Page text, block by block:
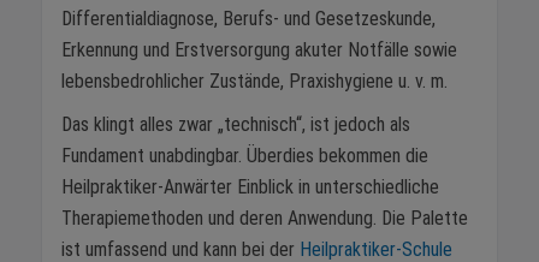
Differentialdiagnose, Berufs- und Gesetzeskunde,
Erkennung und Erstversorgung akuter Notfälle sowie
lebensbedrohlicher Zustände, Praxishygiene u. v. m.
Das klingt alles zwar „technisch“, ist jedoch als
Fundament unabdingbar. Überdies bekommen die
Heilpraktiker-Anwärter Einblick in unterschiedliche
Therapiemethoden und deren Anwendung. Die Palette
ist umfassend und kann bei der Heilpraktiker-Schule